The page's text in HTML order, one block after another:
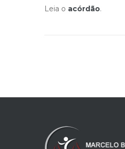
Leia o acórdão.​